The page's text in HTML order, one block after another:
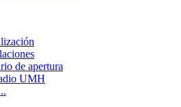
de apertura
UMH